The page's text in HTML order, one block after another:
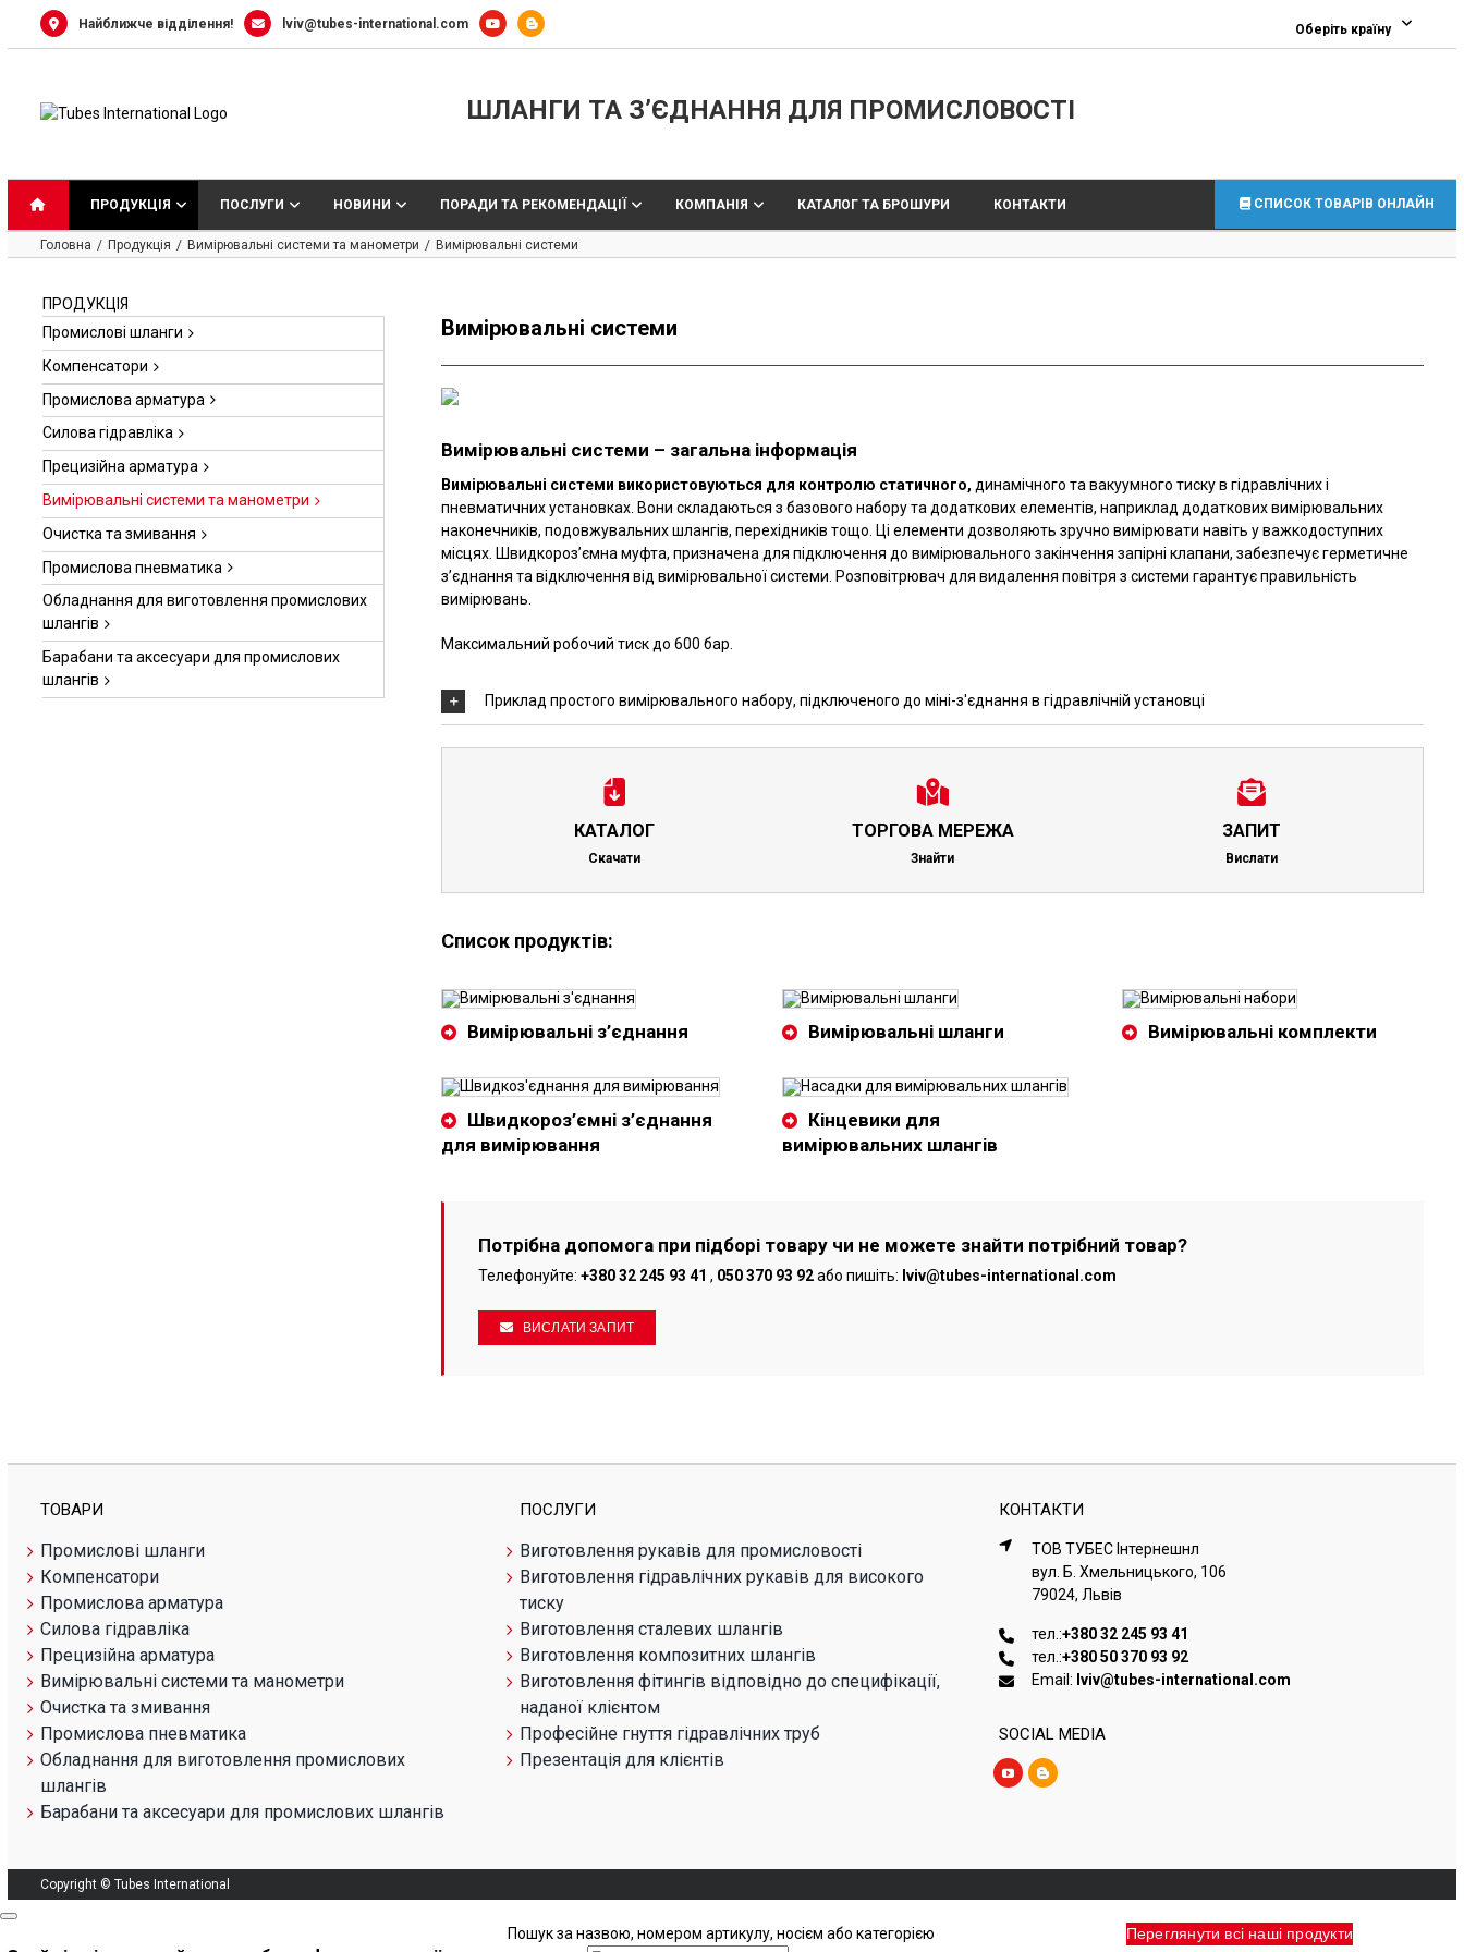
Найближче відділення! lviv@tubes-international.com Оберіть країну
ШЛАНГИ ТА З’ЄДНАННЯ ДЛЯ ПРОМИСЛОВОСТІ
ПРОДУКЦІЯ ПОСЛУГИ НОВИНИ ПОРАДИ ТА РЕКОМЕНДАЦІЇ КОМПАНІЯ КАТАЛОГ ТА БРОШУРИ КОНТАКТИ СПИСОК ТОВАРІВ ОНЛАЙН
Головна Продукція Вимірювальні системи та манометри Вимірювальні системи
Вимірювальні системи
Вимірювальні системи – загальна інформація
Вимірювальні системи використовуються для контролю статичного, динамічного та вакуумного тиску в гідравлічних і
пневматичних установках. Вони складаються з базового набору та додаткових елементів, наприклад додаткових вимірювальних
наконечників, подовжувальних шлангів, перехідників тощо. Ці елементи дозволяють зручно вимірювати навіть у важкодоступних
місцях. Швидкороз’ємна муфта, призначена для підключення до вимірювального закінчення запірні клапани, забезпечує герметичне
з’єднання та відключення від вимірювальної системи. Розповітрювач для видалення повітря з системи гарантує правильність
вимірювань.
Максимальний робочий тиск до 600 бар.
Приклад простого вимірювального набору, підключеного до міні-з'єднання в гідравлічній установці
КАТАЛОГ
Скачати
ТОРГОВА МЕРЕЖА
Знайти
ЗАПИТ
Вислати
Список продуктів:
Вимірювальні з’єднання Вимірювальні шланги Вимірювальні комплекти
Швидкороз’ємні з’єднання
для вимірювання
Кінцевики для
вимірювальних шлангів
Потрібна допомога при підборі товару чи не можете знайти потрібний товар?
Телефонуйте:+380 32 245 93 41 , 050 370 93 92або пишіть: lviv@tubes-international.com
ВИСЛАТИ ЗАПИТ
ПРОДУКЦІЯ
Промислові шланги
Компенсатори
Промислова арматура
Силова гідравліка
Прецизійна арматура
Вимірювальні системи та манометри
Очистка та змивання
Промислова пневматика
Обладнання для виготовлення промислових
шлангів
Барабани та аксесуари для промислових
шлангів
ТОВАРИ ПОСЛУГИ КОНТАКТИ
Промислові шланги
Компенсатори
Промислова арматура
Силова гідравліка
Прецизійна арматура
Вимірювальні системи та манометри
Очистка та змивання
Промислова пневматика
Обладнання для виготовлення промислових
шлангів
Барабани та аксесуари для промислових шлангів
Виготовлення рукавів для промисловості
Виготовлення гідравлічних рукавів для високого
тиску
Виготовлення сталевих шлангів
Виготовлення композитних шлангів
Виготовлення фітингів відповідно до специфікації,
наданої клієнтом
Професійне гнуття гідравлічних труб
Презентація для клієнтів
ТОВ ТУБЕС Iнтернешнл
вул. Б. Хмельницького, 106
79024, Львiв
тел.:+380 32 245 93 41
тел.:+380 50 370 93 92
Email: lviv@tubes-international.com
SOCIAL MEDIA
Copyright © Tubes International
Пошук за назвою, номером артикулу, носієм або категорією
Переглянути всі наші продукти